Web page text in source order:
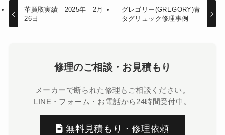
革買取実績 2025年 2月
26日
グレゴリー(GREGORY)青
タグリュック修理事例
修理のご相談・お見積もり
メーカーで断られた修理もご相談ください。
LINE・フォーム・お電話から24時間受付中。
無料見積もり・修理依頼